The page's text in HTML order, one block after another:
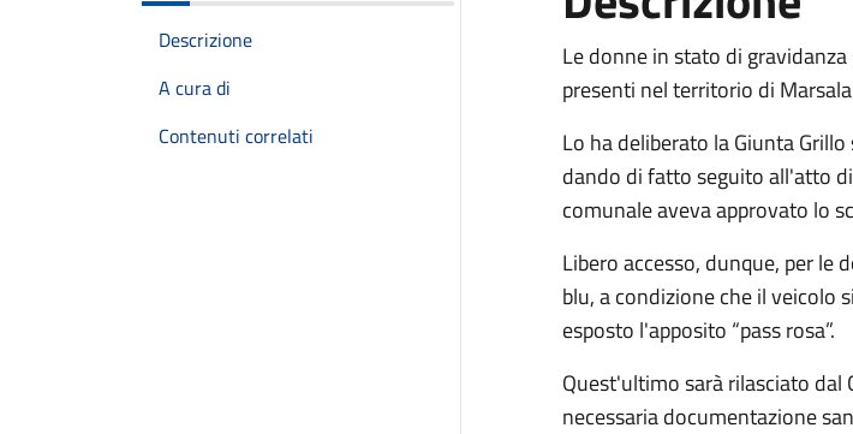
Descrizione
A cura di
Contenuti correlati
Le donne in stato di
presenti nel territorio di
Lo ha deliberato la Giunta
dando di fatto seguito all'atto
comunale aveva approvato lo
Libero accesso, dunque, per le
blu, a condizione che il veicolo
esposto l'apposito “pass rosa”.
Quest'ultimo sarà rilasciato dal
necessaria documentazione